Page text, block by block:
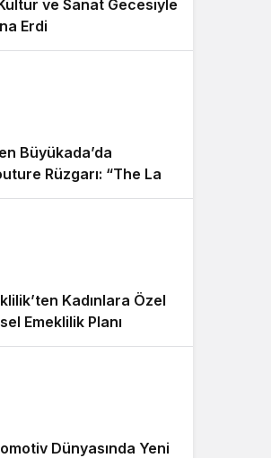
ve Sanat Gecesiyle
Erdi
Büyükada’da
Rüzgarı: “The Last
Tanıtıldı
Kadınlara Özel
Emeklilik Planı
Dünyasında Yeni